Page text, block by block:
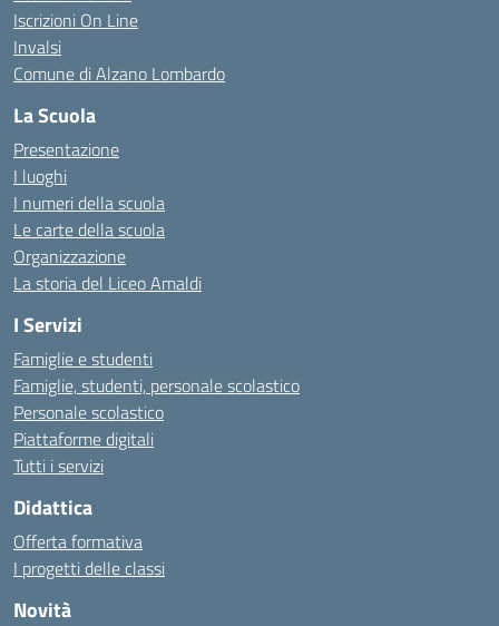
Iscrizioni On Line
Invalsi
Comune di Alzano Lombardo
La Scuola
Presentazione
I luoghi
I numeri della scuola
Le carte della scuola
Organizzazione
La storia del Liceo Amaldi
I Servizi
Famiglie e studenti
Famiglie, studenti, personale scolastico
Personale scolastico
Piattaforme digitali
Tutti i servizi
Didattica
Offerta formativa
I progetti delle classi
Novità